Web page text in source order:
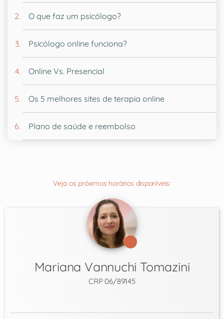
O que faz um psicólogo?
Psicólogo online funciona?
Online Vs. Presencial
Os 5 melhores sites de terapia online
Plano de saúde e reembolso
Veja os próximos horários disponíveis:
Mariana Vannuchi Tomazini
CRP 06/89145